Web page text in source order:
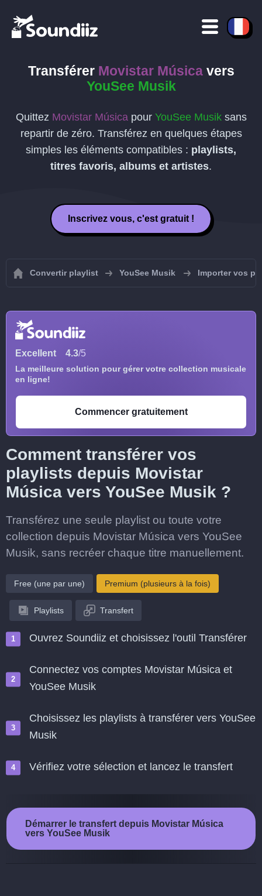
Transférer Movistar Músicavers
YouSee Musik
Quittez Movistar Músicapour YouSee Musiksans
repartir de zéro. Transférez en quelques étapes
simples les éléments compatibles : playlists,
titres favoris, albums et artistes.
Inscrivez vous, c'est gratuit !
Convertir playlist YouSee Musik Importer vos
Excellent 4.3/5
La meilleure solution pour gérer votre collection musicale
en ligne!
Commencer gratuitement
Comment transférer vos
playlists depuis Movistar
Música vers YouSee Musik ?
Transférez une seule playlist ou toute votre
collection depuis Movistar Música vers YouSee
Musik, sans recréer chaque titre manuellement.
Free (une par une) Premium (plusieurs à la fois)
Playlists Transfert
Ouvrez Soundiiz et choisissez l'outil Transférer
Connectez vos comptes Movistar Música et
YouSee Musik
Choisissez les playlists à transférer vers YouSee
Musik
Vérifiez votre sélection et lancez le transfert
Démarrer le transfert depuis Movistar Música
vers YouSee Musik